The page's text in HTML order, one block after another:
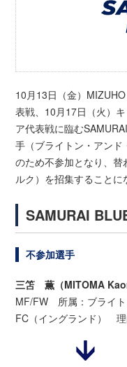
10月 13日（金）
表戦、 10月 17日（火）
ア代表戦に臨む
手（ブライトン・アン
のため不参加となり、替
ルク）を招集することに
SAMURAI
不参加選手
三笘 薫（MITOMA
MF/FW 所属：ブライト
FC（イングランド）